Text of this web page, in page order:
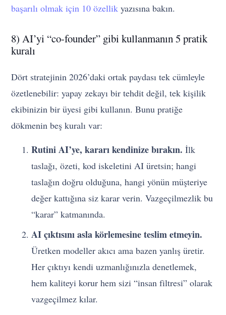
başarılı olmak için 10 özellik yazısına bakın.
8) AI’yi “co-founder” gibi kullanmanın 5 pratik
kuralı
Dört stratejinin 2026’daki ortak paydası tek cümleyle
özetlenebilir: yapay zekayı bir tehdit değil, tek kişilik
ekibinizin bir üyesi gibi kullanın. Bunu pratiğe
dökmenin beş kuralı var:
Rutini AI’ye, kararı kendinize bırakın. İlk
taslağı, özeti, kod iskeletini AI üretsin; hangi
taslağın doğru olduğuna, hangi yönün müşteriye
değer kattığına siz karar verin. Vazgeçilmezlik bu
“karar” katmanında.
AI çıktısını asla körlemesine teslim etmeyin.
Üretken modeller akıcı ama bazen yanlış üretir.
Her çıktıyı kendi uzmanlığınızla denetlemek,
hem kaliteyi korur hem sizi “insan filtresi” olarak
vazgeçilmez kılar.